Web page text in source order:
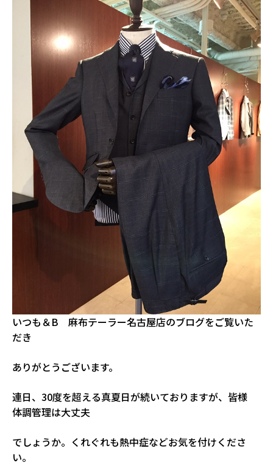
いつも＆B 麻布テーラー名古屋店のブログをご覧いた
だき
ありがとうございます。
連日、30度を超える真夏日が続いておりますが、皆様
体調管理は大丈夫
でしょうか。くれぐれも熱中症などお気を付けくださ
い。